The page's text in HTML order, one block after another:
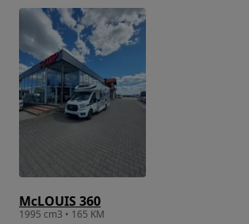
McLOUIS 360
1995 cm3 • 165 KM